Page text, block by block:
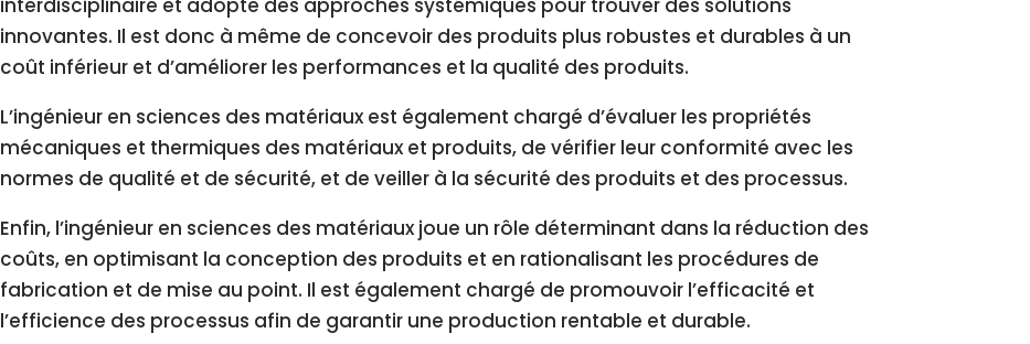
innovantes. Il est donc à même de concevoir des produits plus robustes et durables à un
coût inférieur et d’améliorer les performances et la qualité des produits.
L’ingénieur en sciences des matériaux est également chargé d’évaluer les propriétés
mécaniques et thermiques des matériaux et produits, de vérifier leur conformité avec les
normes de qualité et de sécurité, et de veiller à la sécurité des produits et des processus.
Enfin, l’ingénieur en sciences des matériaux joue un rôle déterminant dans la réduction des
coûts, en optimisant la conception des produits et en rationalisant les procédures de
fabrication et de mise au point. Il est également chargé de promouvoir l’efficacité et
l’efficience des processus afin de garantir une production rentable et durable.